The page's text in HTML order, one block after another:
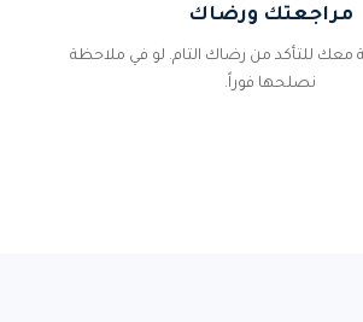
مراجعتك ورضاك
معك للتأكد من رضاك التام. لو في ملاحظة
نصلحها فوراً.